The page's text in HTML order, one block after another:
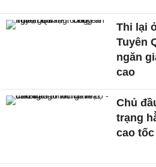
Thi lại
Tuyên
ngăn
cao
Chủ
trạng
cao